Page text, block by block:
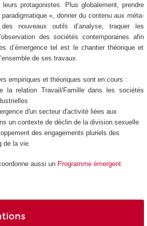
protagonistes. Plus globalement, prendre
», donner du contenu aux méta-
nouveaux outils d’analyse, traquer les
des sociétés contemporaines afin
d’émergence tel est le chantier théorique et
de ses travaux.
empiriques et théoriques sont en cours :
la relation Travail/Famille dans les sociétés
d'un secteur d'activité liées aux
un contexte de déclin de la division sexuelle
des engagements pluriels des
de la vie.
aussi un Programme émergent